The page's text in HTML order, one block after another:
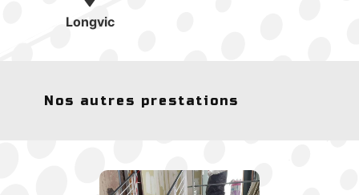
Longvic
Nos autres prestations